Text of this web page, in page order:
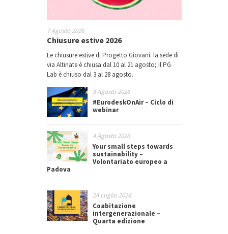
7 Agosto 2026
Chiusure estive 2026
Le chiusure estive di Progetto Giovani: la sede di
via Altinate è chiusa dal 10 al 21 agosto; il PG
Lab è chiuso dal 3 al 28 agosto.
5 Agosto 2026
#EurodeskOnAir – Ciclo di
webinar
4 Agosto 2026
Your small steps towards
sustainability –
Volontariato europeo a
Padova
24 Luglio 2026
Coabitazione
intergenerazionale –
Quarta edizione